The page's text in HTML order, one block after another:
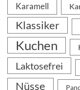
Karamell
Klassiker
Kuchen
Laktosefrei
Nüsse